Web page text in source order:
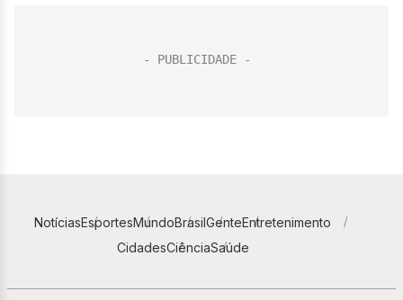
NotíciasEsportesMundoBrasilGenteEntretenimento
CidadesCiênciaSaúde